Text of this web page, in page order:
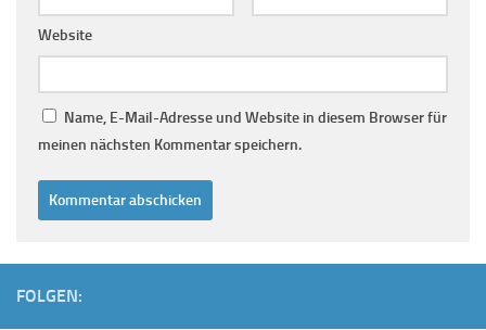
Website
Name, E-Mail-Adresse und Website in diesem Browser für
meinen nächsten Kommentar speichern.
FOLGEN: